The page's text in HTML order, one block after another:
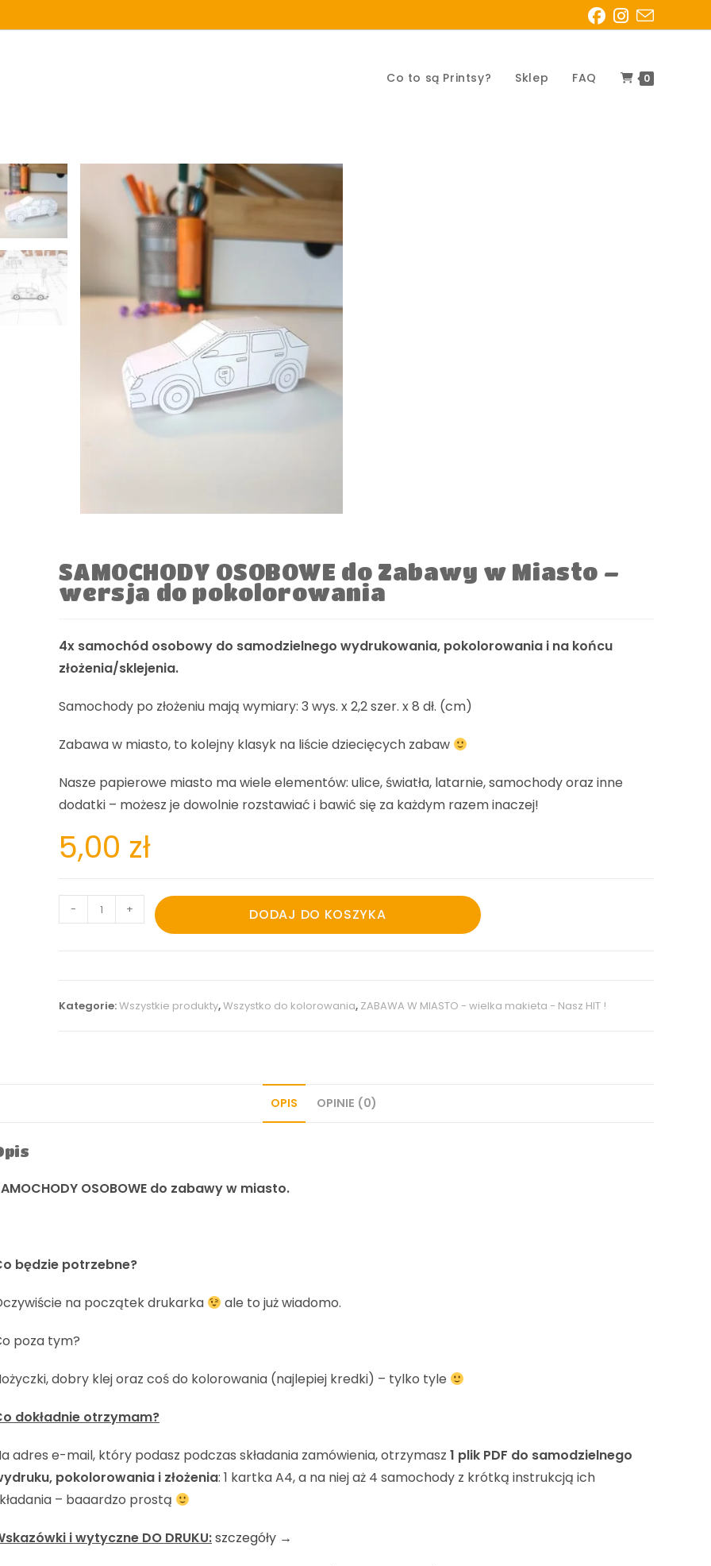
Co to są Printsy? Sklep FAQ 0
SAMOCHODY OSOBOWE do Zabawy w Miasto –
wersja do pokolorowania
4x samochód osobowy do samodzielnego wydrukowania, pokolorowania i na końcu
złożenia/sklejenia.
Samochody po złożeniu mają wymiary: 3 wys. x 2,2 szer. x 8 dł. (cm)
Zabawa w miasto, to kolejny klasyk na liście dziecięcych zabaw
Nasze papierowe miasto ma wiele elementów: ulice, światła, latarnie, samochody oraz inne
dodatki – możesz je dowolnie rozstawiać i bawić się za każdym razem inaczej!
5,00 zł
- + DODAJ DO KOSZYKA
Kategorie:Wszystkie produkty,Wszystko do kolorowania, ZABAWA W MIASTO - wielka makieta - Nasz HIT !
OPIS OPINIE (0)
OSOBOWE do zabawy w miasto.
będzie potrzebne?
na początek drukarka ale to już wiadomo.
poza tym?
dobry klej oraz coś do kolorowania (najlepiej kredki) – tylko tyle
dokładnie otrzymam?
adres e-mail, który podasz podczas składania zamówienia, otrzymasz 1 plik PDF do samodzielnego
pokolorowania i złożenia: 1 kartka A4, a na niej aż 4 samochody z krótką instrukcją ich
– baaardzo prostą
i wytyczne DO DRUKU:szczegóły →